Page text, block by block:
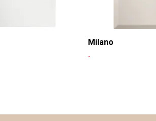
Milano
-